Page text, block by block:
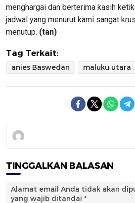
menghargai dan berterima kasih
jadwal yang menurut kami sangat
menutup. (tan)
Tag Terkait:
anies Baswedan maluku utara
TINGGALKAN BALASAN
Alamat email Anda tidak akan
yang wajib ditandai *